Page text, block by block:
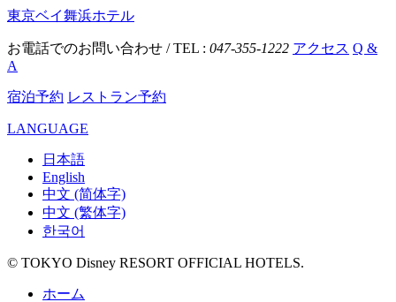
東京ベイ舞浜ホテル
お電話でのお問い合わせ / TEL : 047-355-1222 アクセス Q &
A
宿泊予約 レストラン予約
LANGUAGE
日本語
English
中文 (简体字)
中文 (繁体字)
한국어
© TOKYO Disney RESORT OFFICIAL HOTELS.
ホーム